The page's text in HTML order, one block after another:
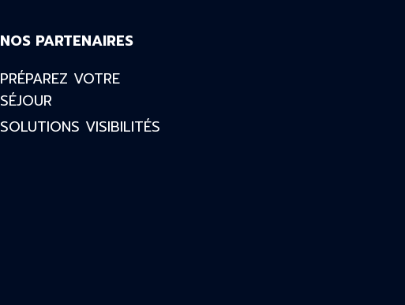
NOS PARTENAIRES
PRÉPAREZ VOTRE
SÉJOUR
SOLUTIONS VISIBILITÉS